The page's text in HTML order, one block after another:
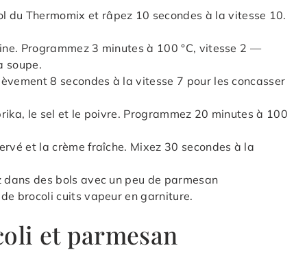
du Thermomix et râpez 10 secondes à la vitesse 10.
Programmez 3 minutes à 100 °C, vitesse 2 —
soupe.
8 secondes à la vitesse 7 pour les concasser
le sel et le poivre. Programmez 20 minutes à 100
et la crème fraîche. Mixez 30 secondes à la
des bols avec un peu de parmesan
brocoli cuits vapeur en garniture.
et parmesan